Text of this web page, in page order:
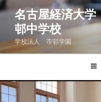
コ
ン
ツ
キ
名古屋経済大
邨中学校
学校法人 市邨学園